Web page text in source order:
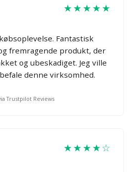
★★★★★
Fantastisk
fremragende produkt, der
og ubeskadiget. Jeg ville
denne virksomhed.
Trustpilot Reviews
★★★★☆